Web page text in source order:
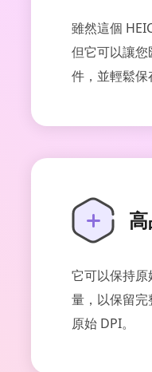
雖然這個
但它可以讓您
件，並輕鬆保
它可以保持原
量，以保留
原始 DPI。